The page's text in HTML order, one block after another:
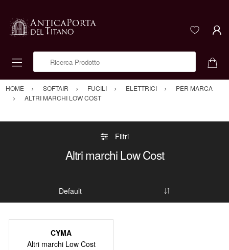
HOME SOFTAIR FUCILI ELETTRICI
PER MARCA
ALTRI MARCHI LOW COST
Filtri
Altri marchi Low Cost
CYMA
Altri marchi Low Cost